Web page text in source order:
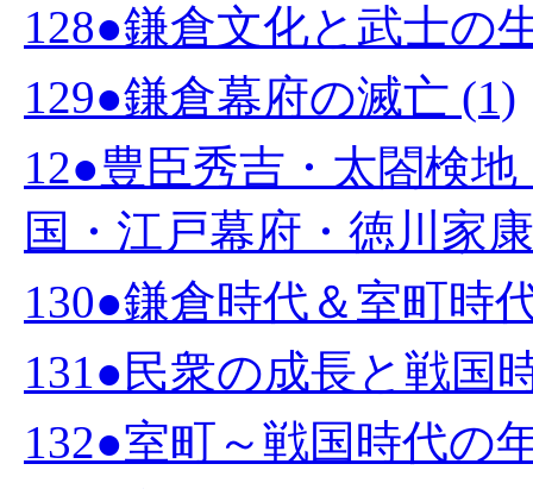
128●鎌倉文化と武士の
129●鎌倉幕府の滅亡 (1)
12●豊臣秀吉・太閤検
国・江戸幕府・徳川家
130●鎌倉時代＆室町時
131●民衆の成長と戦国
132●室町～戦国時代の